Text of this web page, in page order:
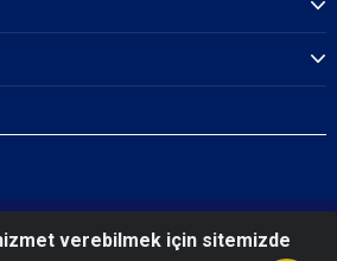
Emniyet Müdürlüğü
verebilmek için sitemizde